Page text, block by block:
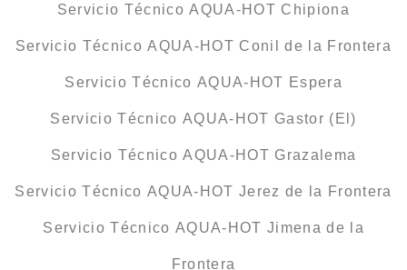
Servicio Técnico AQUA-HOT Chipiona
Servicio Técnico AQUA-HOT Conil de la Frontera
Servicio Técnico AQUA-HOT Espera
Servicio Técnico AQUA-HOT Gastor (El)
Servicio Técnico AQUA-HOT Grazalema
Servicio Técnico AQUA-HOT Jerez de la Frontera
Servicio Técnico AQUA-HOT Jimena de la
Frontera